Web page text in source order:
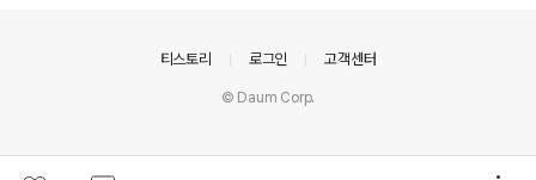
티스토리 로그인 고객센터
© Daum Corp.